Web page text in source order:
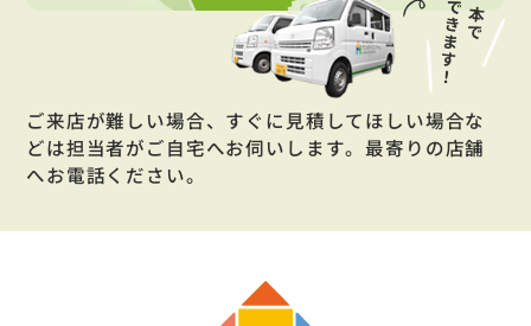
ご来店が難しい場合、すぐに見積してほしい場合な
どは担当者がご自宅へお伺いします。最寄りの店舗
へお電話ください。